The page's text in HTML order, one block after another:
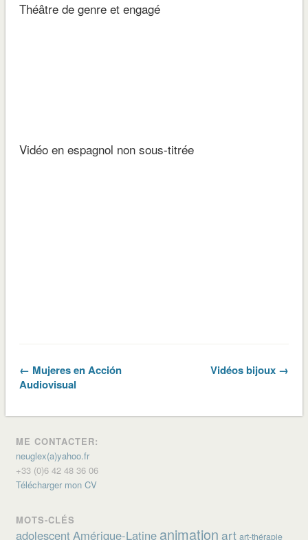
Théâtre de genre et engagé
Vidéo en espagnol non sous-titrée
← Mujeres en Acción
Audiovisual
Vidéos bijoux →
ME CONTACTER:
neuglex(a)yahoo.fr
+33 (0)6 42 48 36 06
Télécharger mon CV
MOTS-CLÉS
adolescent Amérique-Latine animation art art-thérapie